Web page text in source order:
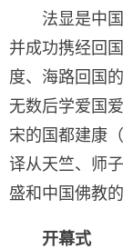
法显是中
并成功携经回
度、海路回国
无数后学爱国
宋的国都建康
译从天竺、师
盛和中国佛教的
开幕式